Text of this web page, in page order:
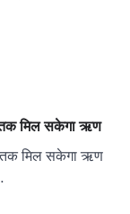
तक मिल सकेगा ऋण
तक मिल सकेगा ऋण